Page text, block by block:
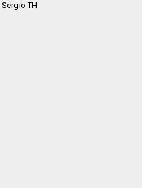
Sergio TH